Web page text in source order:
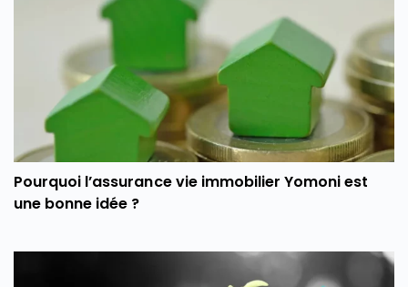
Pourquoi l’assurance vie immobilier Yomoni est
une bonne idée ?